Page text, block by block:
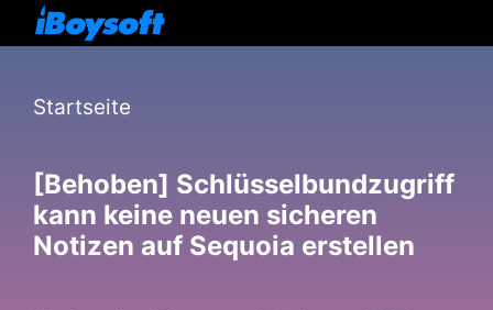
Startseite
[Behoben] Schlüsselbundzugriff
kann keine neuen sicheren
Notizen auf Sequoia erstellen